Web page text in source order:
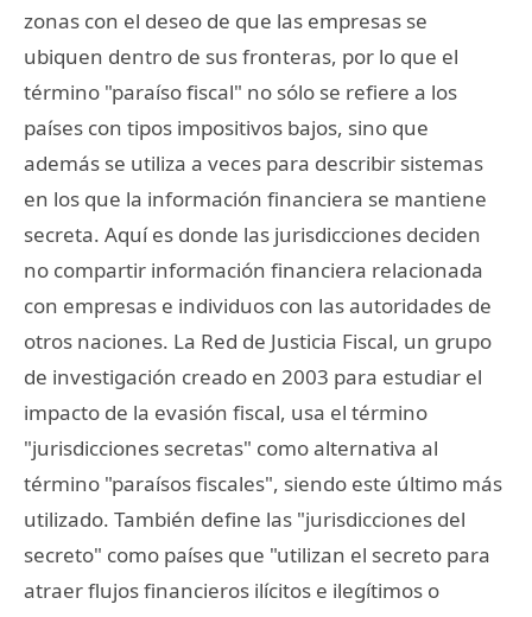
zonas con el deseo de que las empresas se
ubiquen dentro de sus fronteras, por lo que el
término "paraíso fiscal" no sólo se refiere a los
países con tipos impositivos bajos, sino que
además se utiliza a veces para describir sistemas
en los que la información financiera se mantiene
secreta. Aquí es donde las jurisdicciones deciden
no compartir información financiera relacionada
con empresas e individuos con las autoridades de
otros naciones. La Red de Justicia Fiscal, un grupo
de investigación creado en 2003 para estudiar el
impacto de la evasión fiscal, usa el término
"jurisdicciones secretas" como alternativa al
término "paraísos fiscales", siendo este último más
utilizado. También define las "jurisdicciones del
secreto" como países que "utilizan el secreto para
atraer flujos financieros ilícitos e ilegítimos o